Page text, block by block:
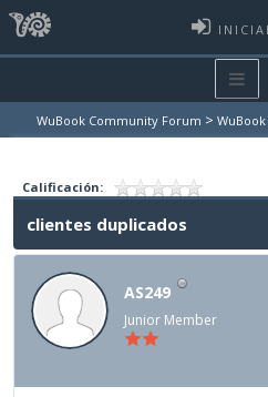
WuBook Community Forum >
Calificación:
clientes duplicados
AS249
Junior Member